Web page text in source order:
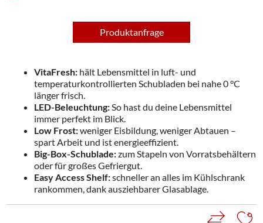
Produktanfrage
VitaFresh: hält Lebensmittel in luft- und
temperaturkontrollierten Schubladen bei nahe 0 °C
länger frisch.
LED-Beleuchtung:So hast du deine Lebensmittel
immer perfekt im Blick.
Low Frost:weniger Eisbildung, weniger Abtauen –
spart Arbeit und ist energieeffizient.
Big-Box-Schublade:zum Stapeln von Vorratsbehältern
oder für großes Gefriergut.
Easy Access Shelf:schneller an alles im Kühlschrank
rankommen, dank ausziehbarer Glasablage.